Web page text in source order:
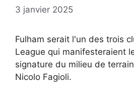
3 janvier 2025
Fulham serait l'un des trois
League qui manifesteraient
signature du milieu de
Nicolo Fagioli.